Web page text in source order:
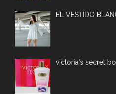
EL VESTIDO
victoria's secret